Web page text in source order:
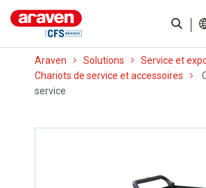
Araven Solutions
Service et
Chariots de service et accessoires
service